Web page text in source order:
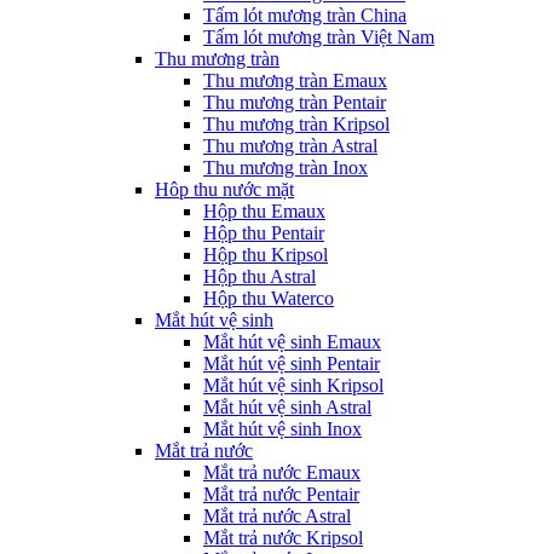
Tấm lót mương tràn China
Tấm lót mương tràn Việt Nam
Thu mương tràn
Thu mương tràn Emaux
Thu mương tràn Pentair
Thu mương tràn Kripsol
Thu mương tràn Astral
Thu mương tràn Inox
Hôp thu nước mặt
Hộp thu Emaux
Hộp thu Pentair
Hộp thu Kripsol
Hộp thu Astral
Hộp thu Waterco
Mắt hút vệ sinh
Mắt hút vệ sinh Emaux
Mắt hút vệ sinh Pentair
Mắt hút vệ sinh Kripsol
Mắt hút vệ sinh Astral
Mắt hút vệ sinh Inox
Mắt trả nước
Mắt trả nước Emaux
Mắt trả nước Pentair
Mắt trả nước Astral
Mắt trả nước Kripsol